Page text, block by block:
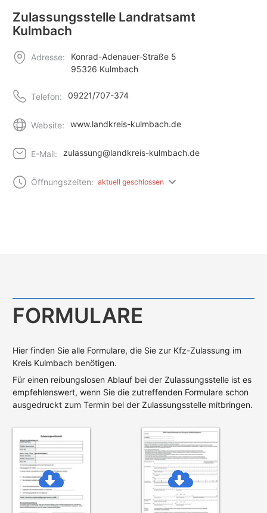
Zulassungsstelle Landratsamt
Kulmbach
Adresse:
Konrad-Adenauer-Straße 5
95326 Kulmbach
Telefon: 09221/707-374
Website: www.landkreis-kulmbach.de
E-Mail: zulassung@landkreis-kulmbach.de
Öffnungszeiten: aktuell geschlossen
FORMULARE
Hier finden Sie alle Formulare, die Sie zur Kfz-Zulassung im
Kreis Kulmbach benötigen.
Für einen reibungslosen Ablauf bei der Zulassungsstelle ist es
empfehlenswert, wenn Sie die zutreffenden Formulare schon
ausgedruckt zum Termin bei der Zulassungsstelle mitbringen.